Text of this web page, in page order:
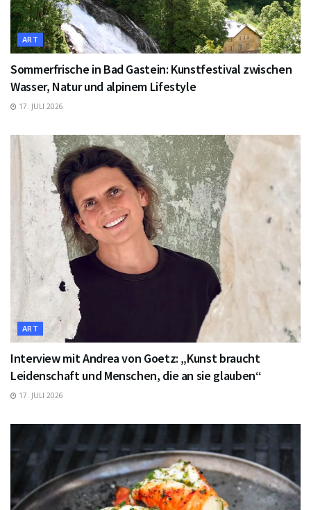
ART
Sommerfrische in Bad Gastein: Kunstfestival zwischen
Wasser, Natur und alpinem Lifestyle
17. JULI 2026
ART
Interview mit Andrea von Goetz: „Kunst braucht
Leidenschaft und Menschen, die an sie glauben“
17. JULI 2026